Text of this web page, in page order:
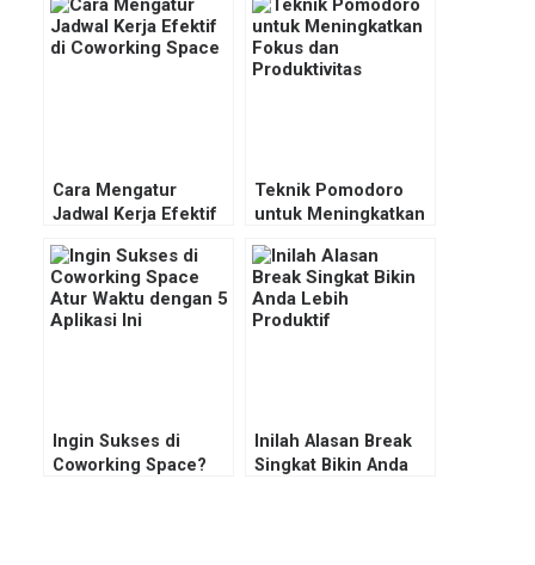
Cara Mengatur
Jadwal Kerja Efektif
Teknik Pomodoro
untuk Meningkatkan
Produktivitas
Ingin Sukses di
Coworking Space?
Inilah Alasan Break
Singkat Bikin Anda